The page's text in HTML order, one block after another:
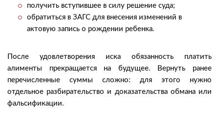
получить вступившее в силу решение суда;
обратиться в ЗАГС для внесения изменений в
актовую запись о рождении ребенка.
После удовлетворения иска обязанность платить
алименты прекращается на будущее. Вернуть ранее
перечисленные суммы сложно: для этого нужно
отдельное разбирательство и доказательства обмана или
фальсификации.